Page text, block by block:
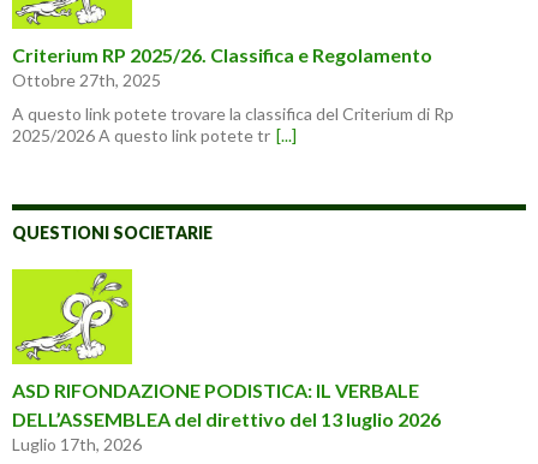
Criterium RP 2025/26. Classifica e Regolamento
Ottobre 27th, 2025
A questo link potete trovare la classifica del Criterium di Rp
2025/2026 A questo link potete tr [...]
QUESTIONI SOCIETARIE
ASD RIFONDAZIONE PODISTICA: IL VERBALE
DELL’ASSEMBLEA del direttivo del 13 luglio 2026
Luglio 17th, 2026